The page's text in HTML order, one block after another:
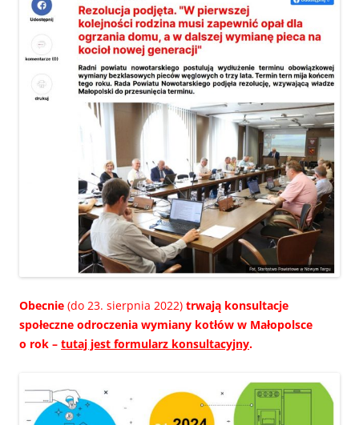
Obecnie (do 23. sierpnia 2022) trwają konsultacje
społeczne odroczenia wymiany kotłów w Małopolsce
o rok – tutaj jest formularz konsultacyjny.